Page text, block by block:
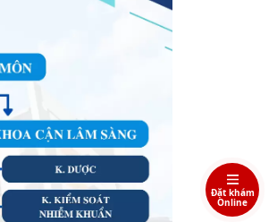
Đặt khám
Online